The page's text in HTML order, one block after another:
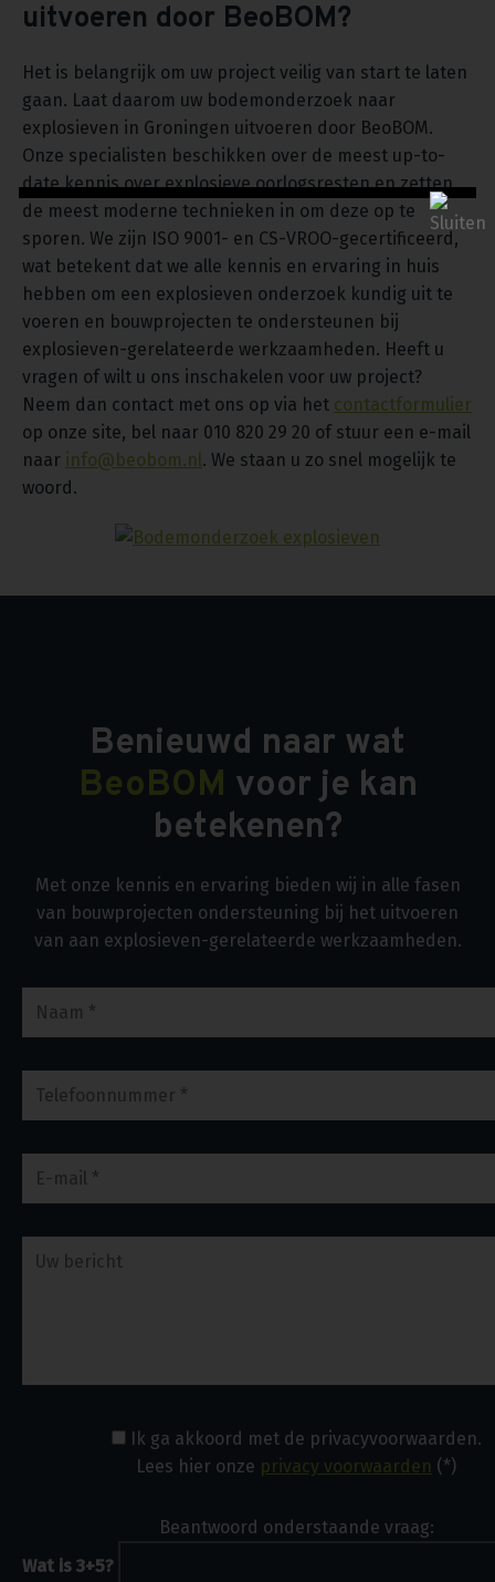
uitvoeren door BeoBOM?
Het is belangrijk om uw project veilig van start te laten
gaan. Laat daarom uw bodemonderzoek naar
explosieven in Groningen uitvoeren door BeoBOM.
Onze specialisten beschikken over de meest up-to-
date kennis over explosieve oorlogsresten en zetten
de meest moderne technieken in om deze op te
sporen. We zijn ISO 9001- en CS-VROO-gecertificeerd,
wat betekent dat we alle kennis en ervaring in huis
hebben om een explosieven onderzoek kundig uit te
voeren en bouwprojecten te ondersteunen bij
explosieven-gerelateerde werkzaamheden. Heeft u
vragen of wilt u ons inschakelen voor uw project?
Neem dan contact met ons op via het contactformulier
op onze site, bel naar 010 820 29 20 of stuur een e-mail
naar info@beobom.nl. We staan u zo snel mogelijk te
woord.
Benieuwd naar wat
BeoBOM voor je kan
betekenen?
Met onze kennis en ervaring bieden wij in alle fasen
van bouwprojecten ondersteuning bij het uitvoeren
van aan explosieven-gerelateerde werkzaamheden.
Ik ga akkoord met de privacyvoorwaarden.
Lees hier onze privacy voorwaarden (*)
Beantwoord onderstaande vraag:
Wat is 3+5?